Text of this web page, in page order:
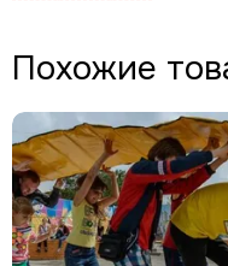
Комплектация:
Похожие